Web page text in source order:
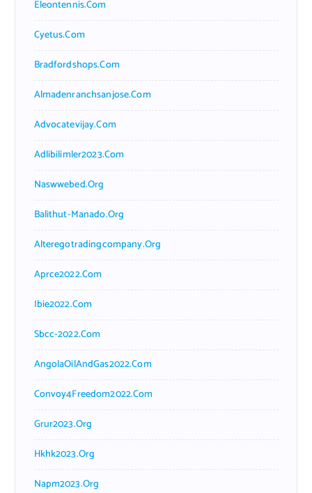
Eleontennis.com
Cyetus.com
Bradfordshops.com
Almadenranchsanjose.com
Advocatevijay.com
Adlibilimler2023.com
Naswwebed.org
Balithut-Manado.org
Alteregotradingcompany.org
Aprce2022.com
Ibie2022.com
Sbcc-2022.com
AngolaOilAndGas2022.com
Convoy4Freedom2022.com
Grur2023.org
Hkhk2023.org
Napm2023.org